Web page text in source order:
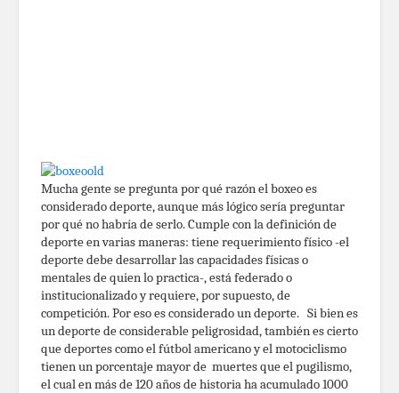
Mucha gente se pregunta por qué razón el boxeo es
considerado deporte, aunque más lógico sería preguntar
por qué no habría de serlo. Cumple con la definición de
deporte en varias maneras: tiene requerimiento físico -el
deporte debe desarrollar las capacidades físicas o
mentales de quien lo practica-, está federado o
institucionalizado y requiere, por supuesto, de
competición. Por eso es considerado un deporte. Si bien es
un deporte de considerable peligrosidad, también es cierto
que deportes como el fútbol americano y el motociclismo
tienen un porcentaje mayor de muertes que el pugilismo,
el cual en más de 120 años de historia ha acumulado 1000